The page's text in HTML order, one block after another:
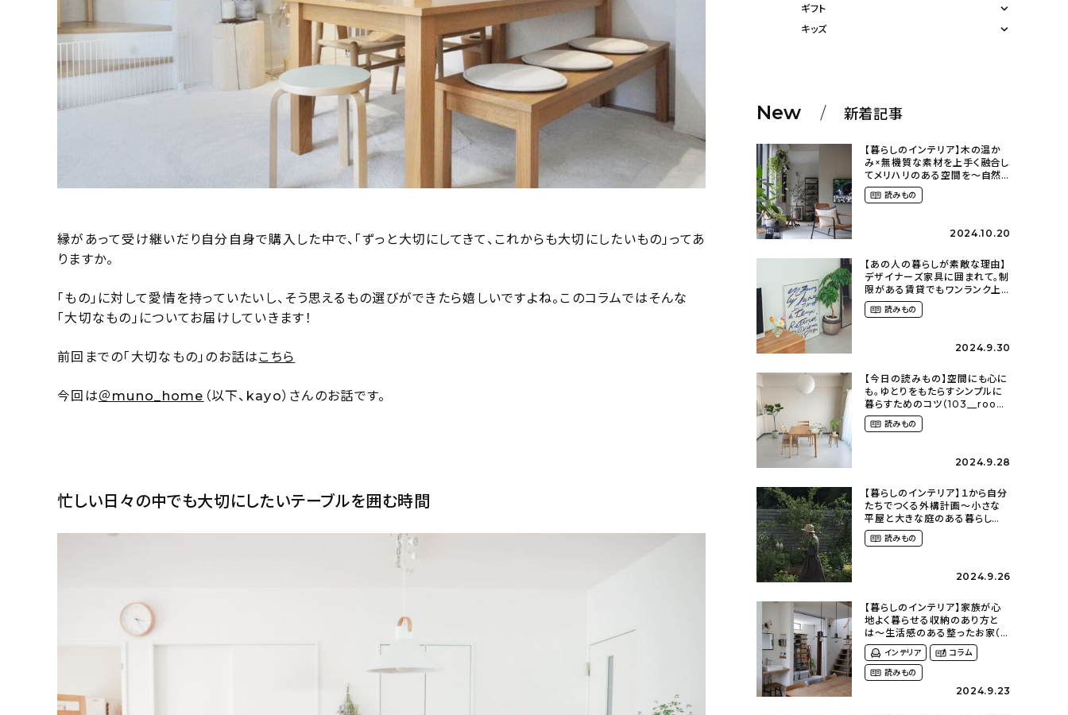
縁があって受け継いだり自分自身で購入した中で、「ずっと大切にしてきて、これからも大切にしたいもの」ってあ
りますか。
「もの」に対して愛情を持っていたいし、そう思えるもの選びができたら嬉しいですよね。このコラムではそんな
「大切なもの」についてお届けしていきます！
前回までの「大切なもの」のお話はこちら
今回は＠muno_home （以下、kayo）さんのお話です。
忙しい日々の中でも大切にしたいテーブルを囲む時間
ギフト
キッズ
New 新着記事
【暮らしのインテリア】木の温か
み×無機質な素材を上手く融合し
てメリハリのある空間を〜自然
に囲まれて暮らす（ki_no_ieさ
ん） 読みもの
2024.10.20
【あの人の暮らしが素敵な理由】
デザイナーズ家具に囲まれて。制
限がある賃貸でもワンランク上
のお部屋に〜狭くても好きな暮
らしのこと（_____chika708さ
読みもの
2024.9.30
【今日の読みもの】空間にも心に
も。ゆとりをもたらすシンプルに
暮らすためのコツ（103__room
さん）
読みもの
2024.9.28
【暮らしのインテリア】１から自分
たちでつくる外構計画〜小さな
平屋と大きな庭のある暮らし
（tsumikiniwaさん）
読みもの
2024.9.26
【暮らしのインテリア】家族が心
地よく暮らせる収納のあり方と
は〜生活感のある整ったお家（
kaya___ieさん）
インテリア
コラム
読みもの
2024.9.23